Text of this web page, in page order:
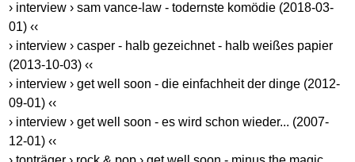
› interview › sam vance-law - todernste komödie (2018-03-
01) ‹‹
› interview › casper - halb gezeichnet - halb weißes papier
(2013-10-03) ‹‹
› interview › get well soon - die einfachheit der dinge (2012-
09-01) ‹‹
› interview › get well soon - es wird schon wieder... (2007-
12-01) ‹‹